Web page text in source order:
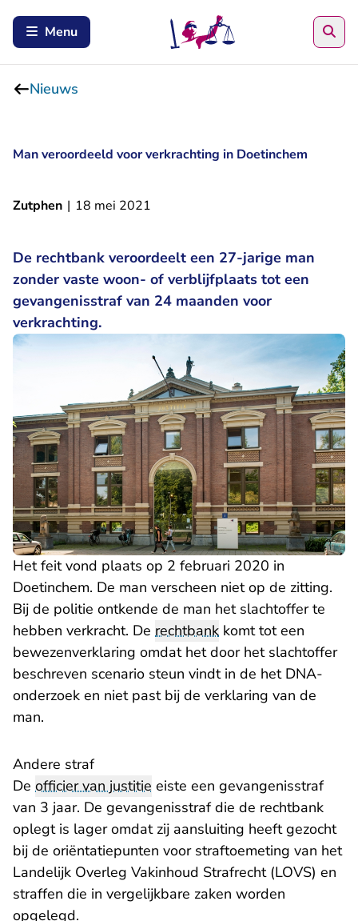
Menu
Nieuws
Man veroordeeld voor verkrachting in Doetinchem
Zutphen | 18 mei 2021
De rechtbank veroordeelt een 27-jarige man
zonder vaste woon- of verblijfplaats tot een
gevangenisstraf van 24 maanden voor
verkrachting.
Het feit vond plaats op 2 februari 2020 in
Doetinchem. De man verscheen niet op de zitting.
Bij de politie ontkende de man het slachtoffer te
hebben verkracht. De rechtbank komt tot een
bewezenverklaring omdat het door het slachtoffer
beschreven scenario steun vindt in de het DNA-
onderzoek en niet past bij de verklaring van de
man.
Andere straf
De officier van justitie eiste een gevangenisstraf
van 3 jaar. De gevangenisstraf die de rechtbank
oplegt is lager omdat zij aansluiting heeft gezocht
bij de oriëntatiepunten voor straftoemeting van het
Landelijk Overleg Vakinhoud Strafrecht (LOVS) en
straffen die in vergelijkbare zaken worden
opgelegd.